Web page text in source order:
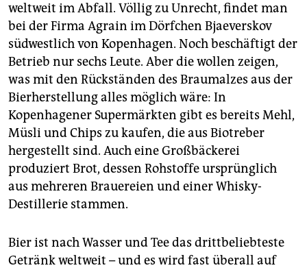
unterstützen
abo
genossenschaft
epaper login
weltweit im Abfall. Völlig zu Unrecht, findet man
bei der Firma Agrain im Dörfchen Bjaeverskov
südwestlich von Kopenhagen. Noch beschäftigt der
Betrieb nur sechs Leute. Aber die wollen zeigen,
was mit den Rückständen des Braumalzes aus der
Bierherstellung alles möglich wäre: In
Kopenhagener Supermärkten gibt es bereits Mehl,
Müsli und Chips zu kaufen, die aus Biotreber
hergestellt sind. Auch eine Großbäckerei
produziert Brot, dessen Rohstoffe ursprünglich
aus mehreren Brauereien und einer Whisky-
Destillerie stammen.
Bier ist nach Wasser und Tee das drittbeliebteste
Getränk weltweit – und es wird fast überall auf